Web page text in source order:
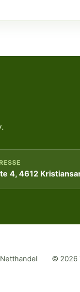
4, 4612
Netthandel © 2026